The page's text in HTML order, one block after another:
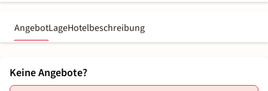
AngebotLageHotelbeschreibung
Keine Angebote?